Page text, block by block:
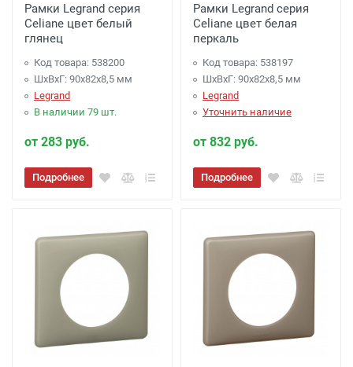
Рамки Legrand серия
Celiane цвет белый
глянец
Код товара: 538200
ШхВхГ: 90x82x8,5 мм
Legrand
В наличии 79 шт.
от 283 руб.
Подробнее
Рамки Legrand серия
Celiane цвет белая
перкаль
Код товара: 538197
ШхВхГ: 90x82x8,5 мм
Legrand
Уточнить наличие
от 832 руб.
Подробнее